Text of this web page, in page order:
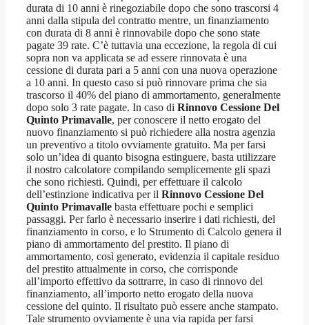
durata di 10 anni è rinegoziabile dopo che sono trascorsi 4
anni dalla stipula del contratto mentre, un finanziamento
con durata di 8 anni è rinnovabile dopo che sono state
pagate 39 rate. C’è tuttavia una eccezione, la regola di cui
sopra non va applicata se ad essere rinnovata è una
cessione di durata pari a 5 anni con una nuova operazione
a 10 anni. In questo caso si può rinnovare prima che sia
trascorso il 40% del piano di ammortamento, generalmente
dopo solo 3 rate pagate. In caso di Rinnovo Cessione Del
Quinto Primavalle, per conoscere il netto erogato del
nuovo finanziamento si può richiedere alla nostra agenzia
un preventivo a titolo ovviamente gratuito. Ma per farsi
solo un’idea di quanto bisogna estinguere, basta utilizzare
il nostro calcolatore compilando semplicemente gli spazi
che sono richiesti. Quindi, per effettuare il calcolo
dell’estinzione indicativa per il Rinnovo Cessione Del
Quinto Primavalle basta effettuare pochi e semplici
passaggi. Per farlo è necessario inserire i dati richiesti, del
finanziamento in corso, e lo Strumento di Calcolo genera il
piano di ammortamento del prestito. Il piano di
ammortamento, così generato, evidenzia il capitale residuo
del prestito attualmente in corso, che corrisponde
all’importo effettivo da sottrarre, in caso di rinnovo del
finanziamento, all’importo netto erogato della nuova
cessione del quinto. Il risultato può essere anche stampato.
Tale strumento ovviamente è una via rapida per farsi